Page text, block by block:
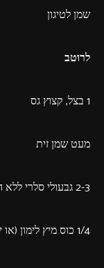
שמן לטיגון
לרוטב
1 בצל, קצוץ גס
מעט שמן זית
2­-3 גבעולי סלרי ללא העלים, קצוצים
1/4 כוס מיץ לימון (או יותר)